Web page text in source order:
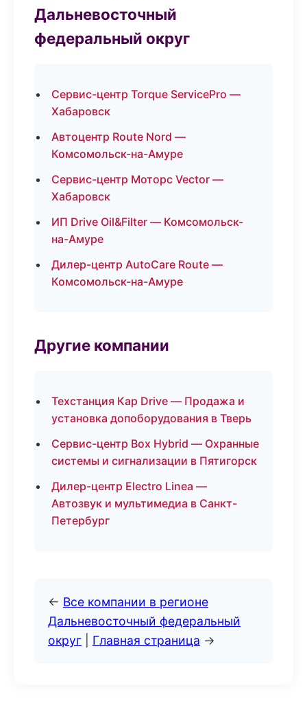
Дальневосточный
федеральный округ
Сервис-центр Torque ServicePro —
Хабаровск
Автоцентр Route Nord —
Комсомольск-на-Амуре
Сервис-центр Моторс Vector —
Хабаровск
ИП Drive Oil&Filter — Комсомольск-
на-Амуре
Дилер-центр AutoCare Route —
Комсомольск-на-Амуре
Другие компании
Техстанция Кар Drive — Продажа и
установка допоборудования в Тверь
Сервис-центр Box Hybrid — Охранные
системы и сигнализации в Пятигорск
Дилер-центр Electro Linea —
Автозвук и мультимедиа в Санкт-
Петербург
← Все компании в регионе
Дальневосточный федеральный
округ
Главная страница →